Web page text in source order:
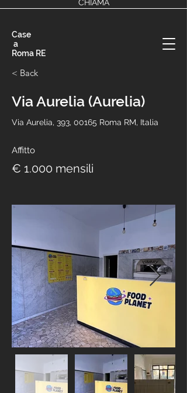
CHIAMA
Case
a
Roma RE
< Back
Via Aurelia (Aurelia)
Via Aurelia, 393, 00165 Roma RM, Italia
Affitto
€ 1.000 mensili